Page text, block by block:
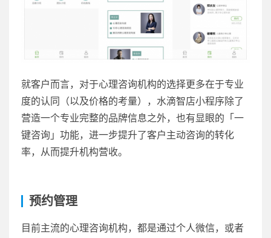
就客户而言，对于心理咨询机构的选择更多在于专业
度的认同（以及价格的考量），水滴智店小程序除了
营造一个专业完整的品牌信息之外，也有显眼的「一
键咨询」功能，进一步提升了客户主动咨询的转化
率，从而提升机构营收。
预约管理
目前主流的心理咨询机构，都是通过个人微信，或者